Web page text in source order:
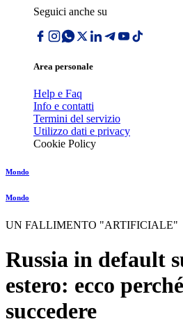
Seguici anche su
Area personale
Help e Faq
Info e contatti
Termini del servizio
Utilizzo dati e privacy
Cookie Policy
Mondo
Mondo
UN FALLIMENTO "ARTIFICIALE"
Russia in default
estero: ecco
succedere